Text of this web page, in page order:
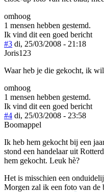
omhoog
1 mensen hebben gestemd.
Ik vind dit een goed bericht
#3 di, 25/03/2008 - 21:18
Joris123
Waar heb je die gekocht, ik
omhoog
1 mensen hebben gestemd.
Ik vind dit een goed bericht
#4 di, 25/03/2008 - 23:58
Boomappel
Ik heb hem gekocht bij een
stond een handelaar uit
hem gekocht. Leuk hè?
Het is misschien een
Morgen zal ik een foto van de